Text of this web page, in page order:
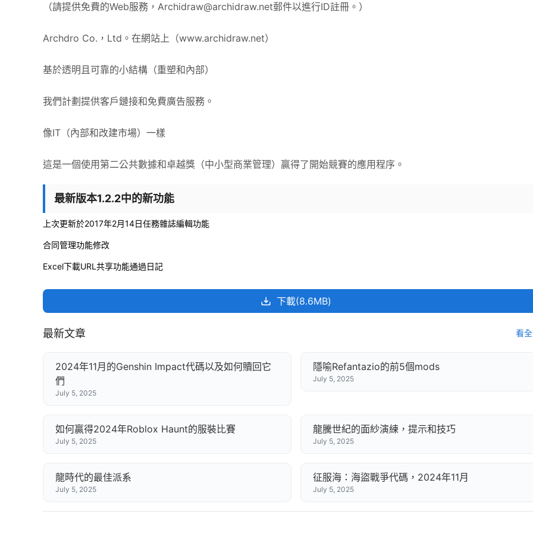
（請提供免費的Web服務， Archidraw@archidraw.net郵件以進行ID註冊。）
Archdro Co.，Ltd。在網站上（www.archidraw.net）
基於透明且可靠的小結構（重塑和內部）
我們計劃提供客戶鏈接和免費廣告服務。
像IT（內部和改建市場）一樣
這是一個使用第二公共數據和卓越獎（中小型商業管理）贏得了開始競賽的應用程序。
最新版本1.2.2中的新功能
上次更新於2017年2月14日任務雜誌編輯功能
合同管理功能修改
Excel下載URL共享功能通過日記
下載(8.6MB)
最新文章 看
2024年11月的Genshin Impact代碼以及如何贖回它
們
July 5, 2025
隱喻Refantazio的前5個mods
July 5, 2025
如何贏得2024年Roblox Haunt的服裝比賽
July 5, 2025
龍騰世紀的面紗演練，提示和技巧
July 5, 2025
龍時代的最佳派系
July 5, 2025
征服海：海盜戰爭代碼，2024年11月
July 5, 2025